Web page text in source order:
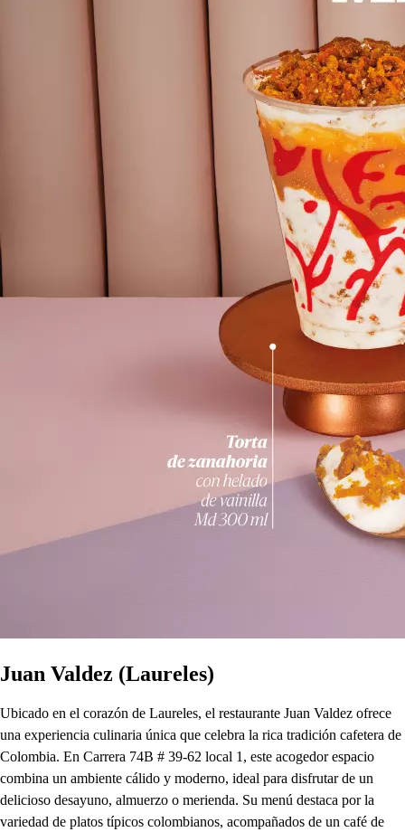
Juan Valdez (Laureles)
Ubicado en el corazón de Laureles, el restaurante Juan Valdez ofrece
una experiencia culinaria única que celebra la rica tradición cafetera de
Colombia. En Carrera 74B # 39-62 local 1, este acogedor espacio
combina un ambiente cálido y moderno, ideal para disfrutar de un
delicioso desayuno, almuerzo o merienda. Su menú destaca por la
variedad de platos típicos colombianos, acompañados de un café de